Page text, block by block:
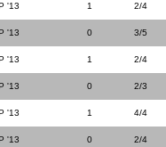
'13 1 2/4
'13 0 3/5
'13 1 2/4
'13 0 2/3
'13 1 4/4
'13 0 2/4